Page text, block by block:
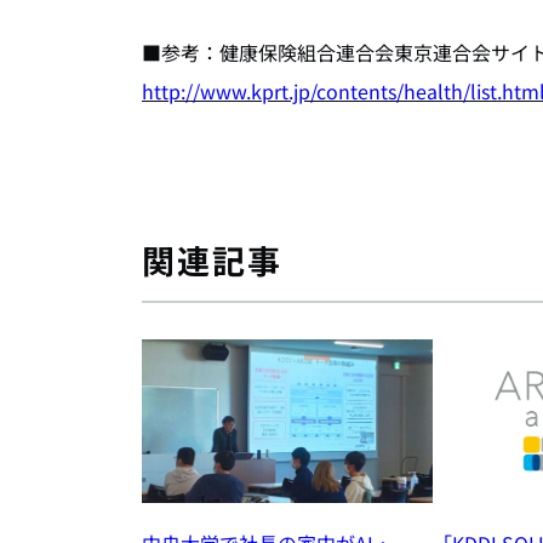
■参考：健康保険組合連合会東京連合会サイ
http://www.kprt.jp/contents/health/
関連記事